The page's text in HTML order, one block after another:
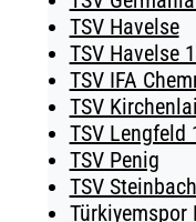
TSV Havelse
TSV Havelse
TSV IFA
TSV
TSV Lengfeld
TSV Penig
TSV
Türkiyemspor